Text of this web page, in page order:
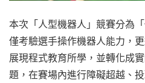
本次「人型機器人」競賽分為
僅考驗選手操作機器人能力，
展現程式教育所學，並轉化成
題，在賽場內進行障礙超越、